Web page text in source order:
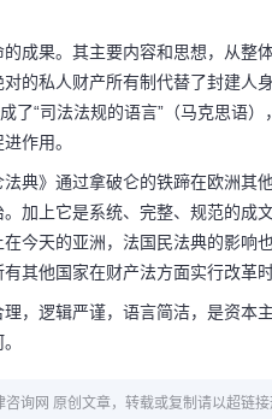
成果。其主要内容和思想，从整
的私人财产所有制代替了封建人
了“司法法规的语言”（马克思语
作用。
典》通过拿破仑的铁蹄在欧洲其
加上它是系统、完整、规范的成
今天的亚洲，法国民法典的影响
其他国家在财产法方面实行改革
，逻辑严谨，语言简洁，是资本
询网 原创文章，转载或复制请以超链接